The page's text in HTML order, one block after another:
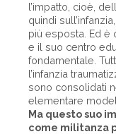
l’impatto, cioè,
quindi
più esposta. Ed è
e il suo centro
fondamentale.
l’infanzia
sono consolidati
elementare
Ma questo suo
come militanza